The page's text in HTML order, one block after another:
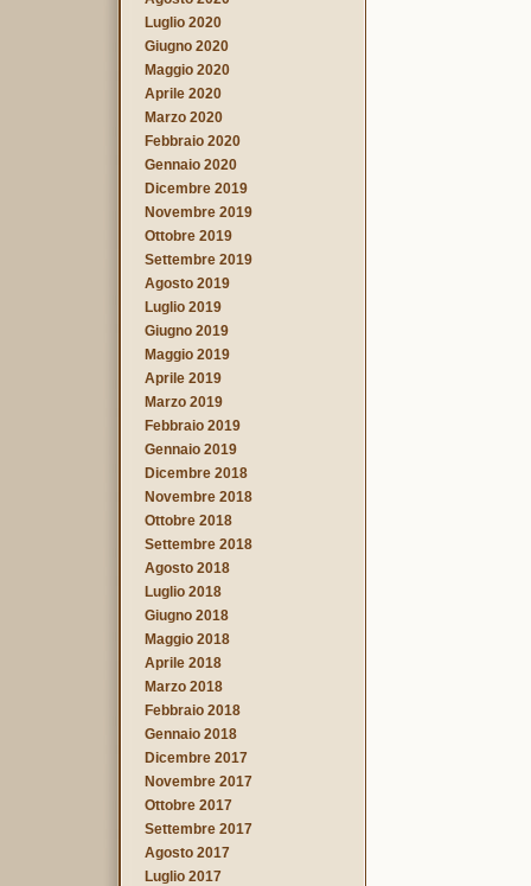
Luglio 2020
Giugno 2020
Maggio 2020
Aprile 2020
Marzo 2020
Febbraio 2020
Gennaio 2020
Dicembre 2019
Novembre 2019
Ottobre 2019
Settembre 2019
Agosto 2019
Luglio 2019
Giugno 2019
Maggio 2019
Aprile 2019
Marzo 2019
Febbraio 2019
Gennaio 2019
Dicembre 2018
Novembre 2018
Ottobre 2018
Settembre 2018
Agosto 2018
Luglio 2018
Giugno 2018
Maggio 2018
Aprile 2018
Marzo 2018
Febbraio 2018
Gennaio 2018
Dicembre 2017
Novembre 2017
Ottobre 2017
Settembre 2017
Agosto 2017
Luglio 2017